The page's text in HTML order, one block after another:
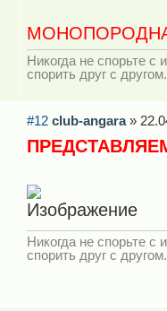
Никогда не спорьте с
спорить друг с другом.
#12 club-angara»
Никогда не спорьте с
спорить друг с другом.